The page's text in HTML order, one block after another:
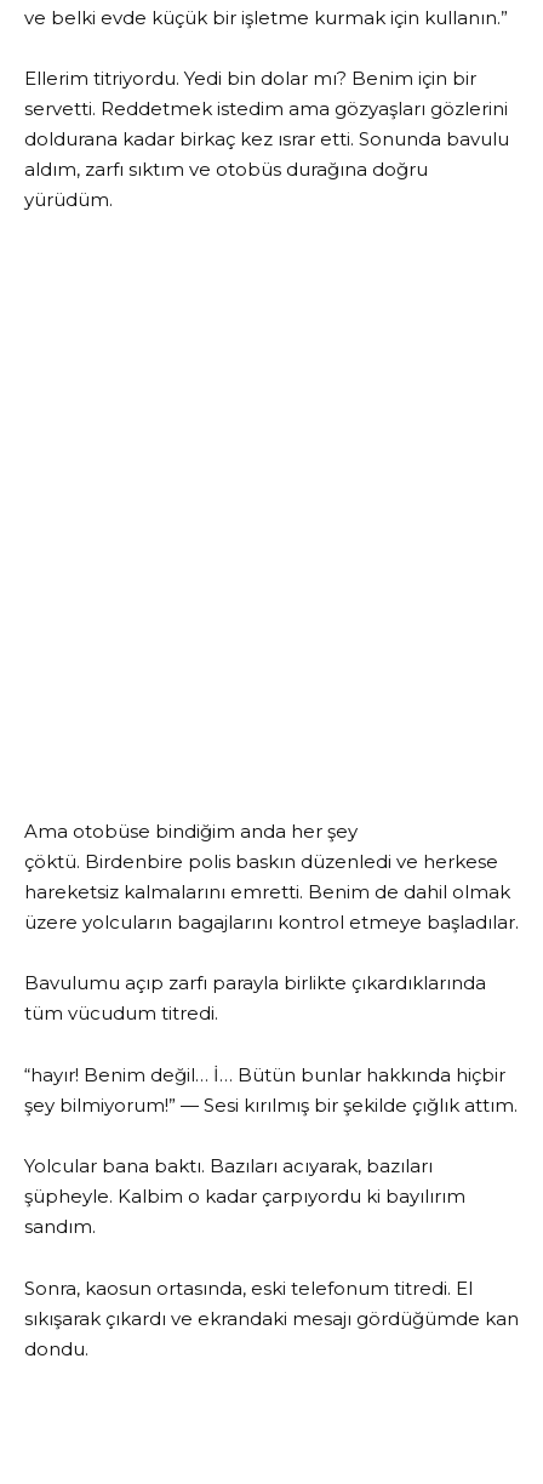
ve belki evde küçük bir işletme kurmak için kullanın.”
Ellerim titriyordu. Yedi bin dolar mı? Benim için bir
servetti. Reddetmek istedim ama gözyaşları gözlerini
doldurana kadar birkaç kez ısrar etti. Sonunda bavulu
aldım, zarfı sıktım ve otobüs durağına doğru
yürüdüm.
Ama otobüse bindiğim anda her şey
çöktü. Birdenbire polis baskın düzenledi ve herkese
hareketsiz kalmalarını emretti. Benim de dahil olmak
üzere yolcuların bagajlarını kontrol etmeye başladılar.
Bavulumu açıp zarfı parayla birlikte çıkardıklarında
tüm vücudum titredi.
“hayır! Benim değil… İ… Bütün bunlar hakkında hiçbir
şey bilmiyorum!” — Sesi kırılmış bir şekilde çığlık attım.
Yolcular bana baktı. Bazıları acıyarak, bazıları
şüpheyle. Kalbim o kadar çarpıyordu ki bayılırım
sandım.
Sonra, kaosun ortasında, eski telefonum titredi. El
sıkışarak çıkardı ve ekrandaki mesajı gördüğümde kan
dondu.